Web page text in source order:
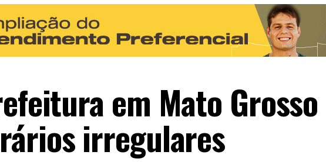
em Mato Grosso
irregulares